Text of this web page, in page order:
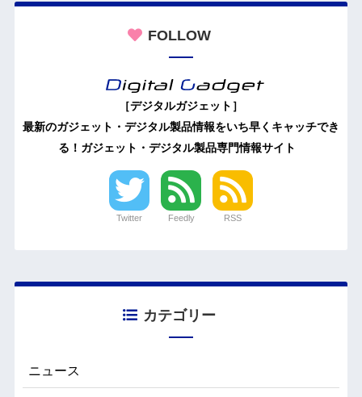
FOLLOW
［デジタルガジェット］
最新のガジェット・デジタル製品情報をいち早くキャッチでき
る！ガジェット・デジタル製品専門情報サイト
Twitter Feedly RSS
カテゴリー
ニュース